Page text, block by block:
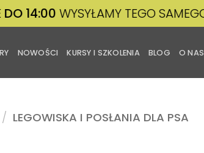
WYSYŁAMY TEGO SAMEGO DNIA
NOWOŚCI KURSY I SZKOLENIA BLOG O NAS
/ LEGOWISKA I POSŁANIA DLA PSA